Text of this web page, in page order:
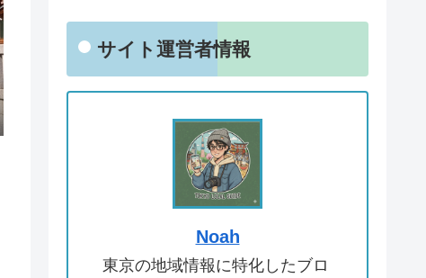
サイト運営者情報
Noah
東京の地域情報に特化したブロ